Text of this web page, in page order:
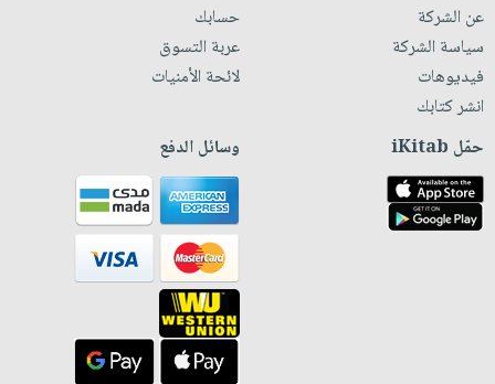
عن الشركة
سياسة الشركة
فيديوهات
انشر كتابك
حسابك
عربة التسوق
لائحة الأمنيات
حمّل iKitab وسائل الدفع